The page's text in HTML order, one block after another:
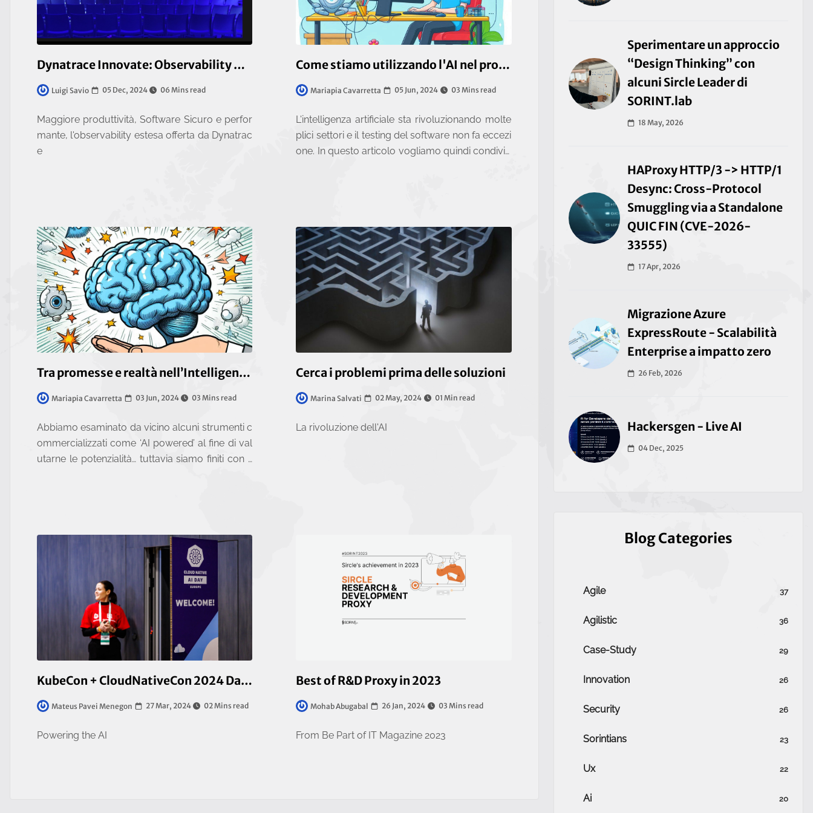
Dynatrace Innovate: Observability & Application Security, Mandatory for Business Resilience
Luigi Savio 05 Dec, 2024 06 Mins read
Maggiore produttività, Software Sicuro e perfor
mante, l'observability estesa offerta da Dynatrac
e
Come stiamo utilizzando l'AI nel processo di Testing
Mariapia Cavarretta 05 Jun, 2024 03 Mins read
L'intelligenza artificiale sta rivoluzionando molte
plici settori e il testing del software non fa eccezi
one. In questo articolo vogliamo quindi condivid
Tra promesse e realtà nell’Intelligenza artificiale
Mariapia Cavarretta 03 Jun, 2024 03 Mins read
Abbiamo esaminato da vicino alcuni strumenti c
ommercializzati come ‘AI powered’ al fine di val
utarne le potenzialità… tuttavia siamo finiti con il
Cerca i problemi prima delle soluzioni
Marina Salvati 02 May, 2024 01 Min read
La rivoluzione dell'AI
KubeCon + CloudNativeCon 2024 Day Two
Mateus Pavei Menegon 27 Mar, 2024 02 Mins read
Powering the AI
Best of R&D Proxy in 2023
Mohab Abugabal 26 Jan, 2024 03 Mins read
From Be Part of IT Magazine 2023
Sperimentare un approccio
“Design Thinking” con
alcuni Sircle Leader di
SORINT.lab
18 May, 2026
HAProxy HTTP/3 -> HTTP/1
Desync: Cross-Protocol
Smuggling via a Standalone
QUIC FIN (CVE-2026-
33555)
17 Apr, 2026
Migrazione Azure
ExpressRoute - Scalabilità
Enterprise a impatto zero
26 Feb, 2026
Hackersgen - Live AI
04 Dec, 2025
Blog Categories
Agile 37
Agilistic 36
Case-Study 29
Innovation 26
Security 26
Sorintians 23
Ux 22
Ai 20